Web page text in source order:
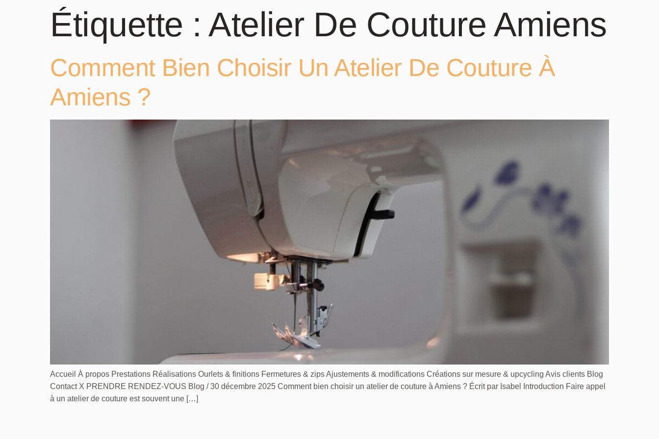
Étiquette : Atelier De Couture Amiens
Comment Bien Choisir Un Atelier De Couture À
Amiens ?
Accueil À propos Prestations Réalisations Ourlets & finitions Fermetures & zips Ajustements & modifications Créations sur mesure & upcycling Avis clients Blog
Contact X PRENDRE RENDEZ-VOUS Blog / 30 décembre 2025 Comment bien choisir un atelier de couture à Amiens ? Écrit par Isabel Introduction Faire appel
à un atelier de couture est souvent une […]